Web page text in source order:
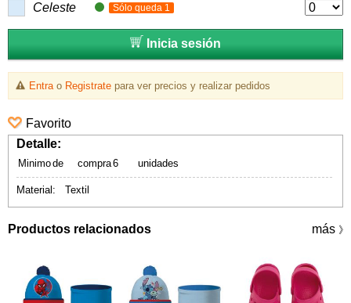
Celeste Sólo queda 1
Inicia sesión
Entrao Registratepara ver precios y realizar pedidos
Favorito
Detalle:
Minimode compra6 unidades
Material: Textil
Productos relacionados más 》